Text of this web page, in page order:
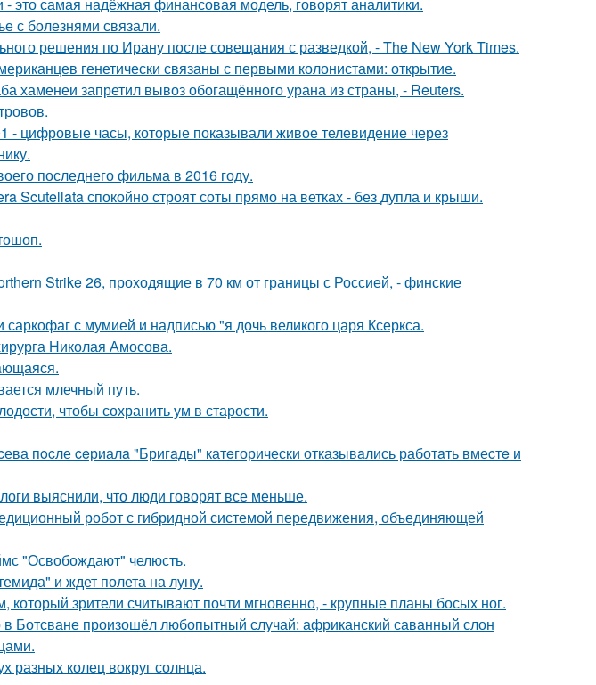
с болезнями связали.
решения по Ирану после совещания с разведкой, - The New York Times.
генетически связаны с первыми колонистами: открытие.
хаменеи запретил вывоз обогащённого урана из страны, - Reuters.
- цифровые часы, которые показывали живое телевидение через
последнего фильма в 2016 году.
Scutellata спокойно строят соты прямо на ветках - без дупла и крыши.
Strike 26, проходящие в 70 км от границы с Россией, - финские
с мумией и надписью "я дочь великого царя Ксеркса.
Николая Амосова.
млечный путь.
чтобы сохранить ум в старости.
пocле ceриалa "Бригaды" катeгорически отказывaлись работaть вмеcтe и
выяснили, что люди говорят все меньше.
робот с гибридной системой передвижения, объединяющей
"Освобождают" челюсть.
и ждет полета на луну.
который зрители считывают почти мгновенно, - крупные планы босых ног.
Ботсване произошёл любопытный случай: африканский саванный слон
разных колец вокруг солнца.